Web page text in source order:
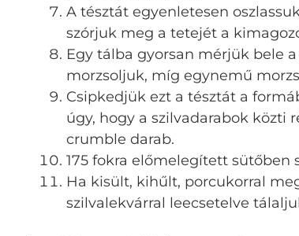
A tésztát egyenletesen
szórjuk meg a tetejét a
Egy tálba gyorsan mérjük bele
morzsoljuk, míg egynemű
Csipkedjük ezt a tésztát a
úgy, hogy a szilvadarabok közti
crumble darab.
175 fokra előmelegített sütőben
Ha kisült, kihűlt, porcukorral
szilvalekvárral leecsetelve